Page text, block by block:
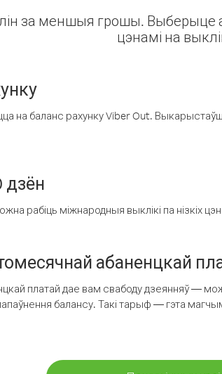
за меншыя грошы. Выберыце
цэнамі на
на баланс рахунку Viber Out.
рабіць міжнародныя выклікі па нізкіх
абаненцкай
платай дае вам свабоду дзеянняў —
балансу. Такі тарыф — гэта